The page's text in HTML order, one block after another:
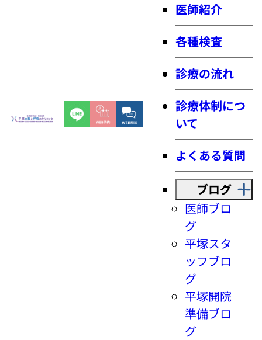
医師紹介
各種検査
診療の流れ
診療体制につ
いて
よくある質問
ブログ
医師ブロ
グ
平塚スタ
ッフブロ
グ
平塚開院
準備ブロ
グ